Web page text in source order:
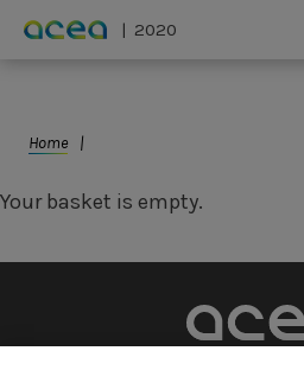
Skip to main content
2020
Altri contenuti
You are here
Home
Your basket is empty.